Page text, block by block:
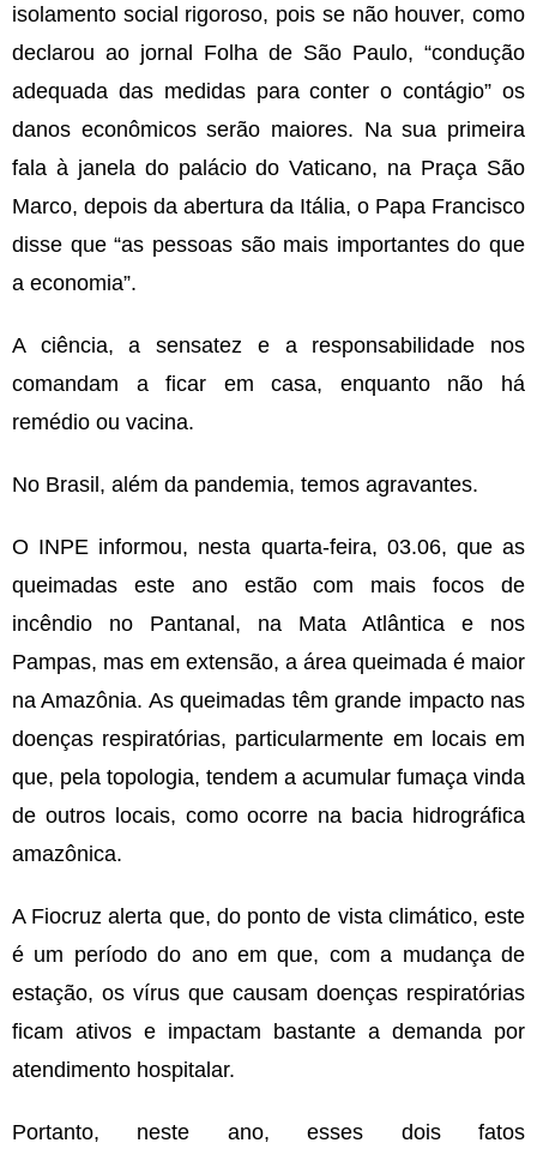
isolamento social rigoroso, pois se não houver, como
declarou ao jornal Folha de São Paulo, “condução
adequada das medidas para conter o contágio” os
danos econômicos serão maiores. Na sua primeira
fala à janela do palácio do Vaticano, na Praça São
Marco, depois da abertura da Itália, o Papa Francisco
disse que “as pessoas são mais importantes do que
a economia”.
A ciência, a sensatez e a responsabilidade nos
comandam a ficar em casa, enquanto não há
remédio ou vacina.
No Brasil, além da pandemia, temos agravantes.
O INPE informou, nesta quarta-feira, 03.06, que as
queimadas este ano estão com mais focos de
incêndio no Pantanal, na Mata Atlântica e nos
Pampas, mas em extensão, a área queimada é maior
na Amazônia. As queimadas têm grande impacto nas
doenças respiratórias, particularmente em locais em
que, pela topologia, tendem a acumular fumaça vinda
de outros locais, como ocorre na bacia hidrográfica
amazônica.
A Fiocruz alerta que, do ponto de vista climático, este
é um período do ano em que, com a mudança de
estação, os vírus que causam doenças respiratórias
ficam ativos e impactam bastante a demanda por
atendimento hospitalar.
Portanto, neste ano, esses dois fatos